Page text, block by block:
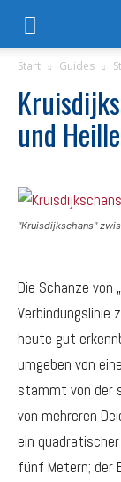
Start Guides
und Heille
"Kruisdijkschans"
Die Schanze von
Verbindungslinie
heute gut
umgeben von
stammt von der
von mehreren
ein
fünf Metern; der